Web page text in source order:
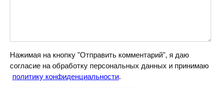
Нажимая на кнопку "Отправить комментарий", я даю
согласие на обработку персональных данных и принимаю
политику конфиденциальности.